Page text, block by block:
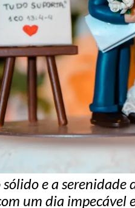
e a serenidade
um dia